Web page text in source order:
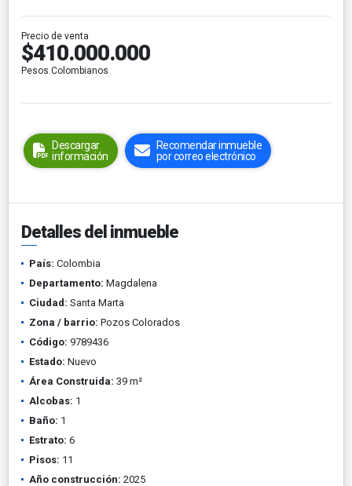
Precio de venta
$410.000.000
Pesos Colombianos
Descargar
información
Recomendar inmueble
por correo electrónico
Detalles del inmueble
País: Colombia
Departamento: Magdalena
Ciudad: Santa Marta
Zona / barrio: Pozos Colorados
Código: 9789436
Estado: Nuevo
Área Construida: 39 m²
Alcobas: 1
Baño: 1
Estrato: 6
Pisos: 11
Año construcción: 2025